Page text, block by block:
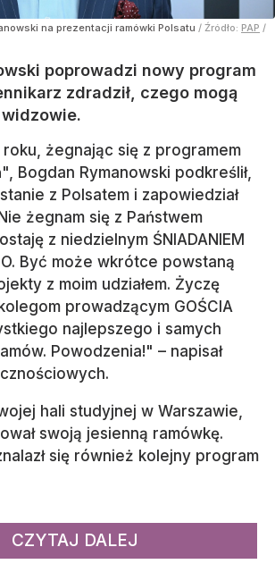
na prezentacji ramówki Polsatu / Źródło: PAP /
poprowadzi nowy program
zdradził, czego mogą
żegnając się z programem
Bogdan Rymanowski podkreślił,
z Polsatem i zapowiedział
żegnam się z Państwem
z niedzielnym ŚNIADANIEM
Być może wkrótce powstaną
z moim udziałem. Życzę
prowadzącym GOŚCIA
najlepszego i samych
Powodzenia!" – napisał
hali studyjnej w Warszawie,
swoją jesienną ramówkę.
się również kolejny program
CZYTAJ DALEJ